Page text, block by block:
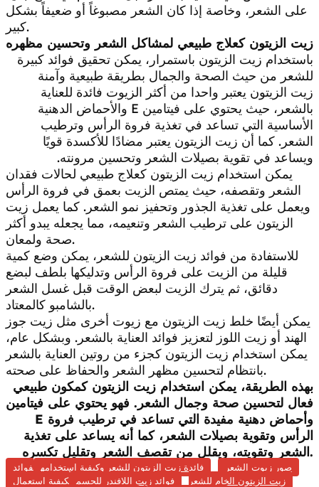
على الشعر، وخاصة إذا كان الشعر مصبوغاً أو ضعيفاً بشكل
كبير.
زيت الزيتون كعلاج طبيعي لمشاكل الشعر وتحسين مظهره
باستخدام زيت الزيتون باستمرار، يمكن تحقيق فوائد كبيرة
للشعر من حيث الصحة والجمال بطريقة طبيعية وآمنة
زيت الزيتون يعتبر واحدا من أكثر الزيوت فائدة للعناية
بالشعر، حيث يحتوي على فيتامين E والأحماض الدهنية
الأساسية التي تساعد في تغذية فروة الرأس وترطيب
الشعر. كما أن زيت الزيتون يعتبر مضادًا للأكسدة قويًا
ويساعد في تقوية بصيلات الشعر وتحسين مرونته.
يمكن استخدام زيت الزيتون كعلاج طبيعي لحالات فقدان
الشعر وتقصفه، حيث يمتص الزيت بعمق في فروة الرأس
ويعمل على تغذية الجذور وتحفيز نمو الشعر. كما يعمل زيت
الزيتون على ترطيب الشعر وتنعيمه، مما يجعله يبدو أكثر
صحة ولمعان.
للاستفادة من فوائد زيت الزيتون للشعر، يمكن وضع كمية
قليلة من الزيت على فروة الرأس وتدليكها بلطف لبضع
دقائق، ثم يترك الزيت لبعض الوقت قبل غسل الشعر
بالشامبو كالمعتاد.
يمكن أيضًا خلط زيت الزيتون مع زيوت أخرى مثل زيت جوز
الهند أو زيت اللوز لتعزيز فوائد العناية بالشعر. وبشكل عام،
يمكن استخدام زيت الزيتون كجزء من روتين العناية بالشعر
بانتظام لتحسين مظهر الشعر والحفاظ على صحته.
بهذه الطريقة، يمكن استخدام زيت الزيتون كمكون طبيعي
فعال لتحسين صحة وجمال الشعر. فهو يحتوي على فيتامين
E وأحماض دهنية مفيدة التي تساعد في ترطيب فروة
الرأس وتقوية بصيلات الشعر، كما أنه يساعد على تغذية
الشعر وتقويته، ويقلل من تقصف الشعر وتقليل تكسره.
صور زيوت الشعر فائدة زيت الزيتون للشعر وكيفية استخدامه
فوائد
زيت الزيتون الخام للشعر
فوائد زيت اللافندر للجسم
كيفية استعمال